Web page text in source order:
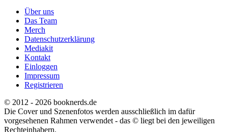
Über uns
Das Team
Merch
Datenschutzerklärung
Mediakit
Kontakt
Einloggen
Impressum
Registrieren
© 2012 - 2026 booknerds.de
Die Cover und Szenenfotos werden ausschließlich im dafür
vorgesehenen Rahmen verwendet - das © liegt bei den jeweiligen
Rechteinhabern.